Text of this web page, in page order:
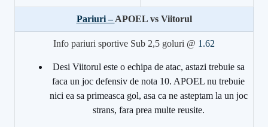
Pariuri –APOEL vs Viitorul
Info pariuri sportive Sub 2,5 goluri @ 1.62
Desi Viitorul este o echipa de atac, astazi trebuie sa
faca un joc defensiv de nota 10. APOEL nu trebuie
nici ea sa primeasca gol, asa ca ne asteptam la un joc
strans, fara prea multe reusite.